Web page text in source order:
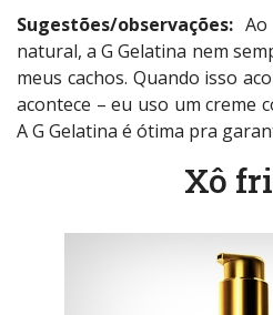
Sugestões/observações:
natural, a G Gelatina nem
meus cachos. Quando isso
acontece – eu uso um creme
A G Gelatina é ótima pra
Xô